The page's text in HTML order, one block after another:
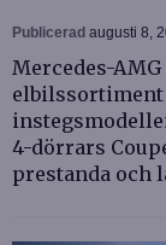
Publicerad augusti 8,
Mercedes-
elbilssortiment
4-dörrars
prestanda och